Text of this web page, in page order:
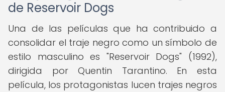
de Reservoir Dogs
Una de las películas que ha contribuido a
consolidar el traje negro como un símbolo de
estilo masculino es "Reservoir Dogs" (1992),
dirigida por Quentin Tarantino. En esta
película, los protagonistas lucen trajes negros